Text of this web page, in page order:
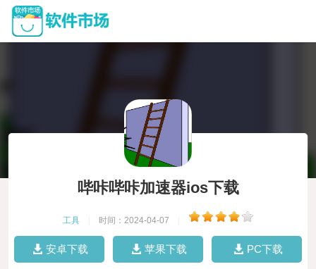
哔咔哔咔加速器ios下载
工具 时间：2024-04-07
安卓下载 苹果下载 PC下载